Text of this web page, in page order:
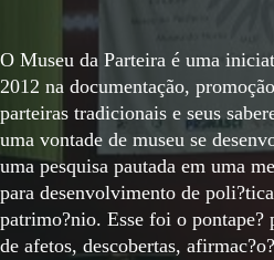
O Museu da Parteira é uma
2012 na documentação,
parteiras tradicionais e seus
uma vontade de museu se
uma pesquisa pautada em uma
para desenvolvimento de
patrimo?nio. Esse foi o pontape?
de afetos, descobertas,